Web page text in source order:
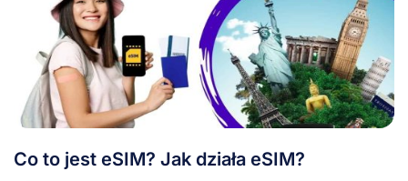
Co to jest eSIM? Jak działa eSIM?